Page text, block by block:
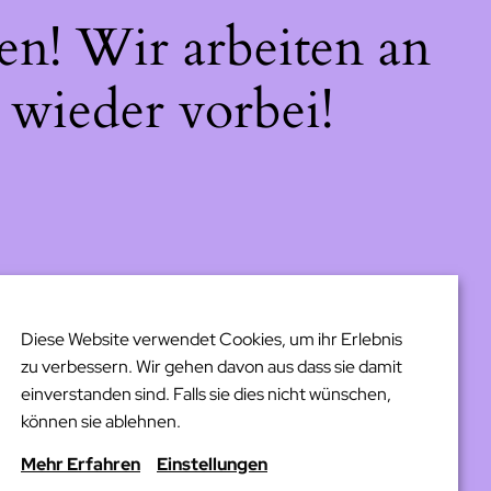
Wir arbeiten an
vorbei!
Diese Website verwendet Cookies, um ihr Erlebnis
zu verbessern. Wir gehen davon aus dass sie damit
einverstanden sind. Falls sie dies nicht wünschen,
können sie ablehnen.
Mehr Erfahren
Einstellungen